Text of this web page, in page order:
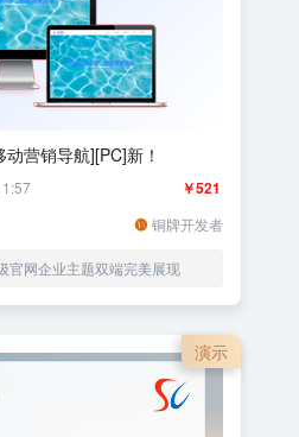
营销导航][PC]新！
￥521
铜牌开发者
官网企业主题双端完美展现
演示